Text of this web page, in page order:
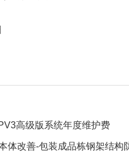
高级版系统年度维护费
体改善-包装成品栋钢架结构